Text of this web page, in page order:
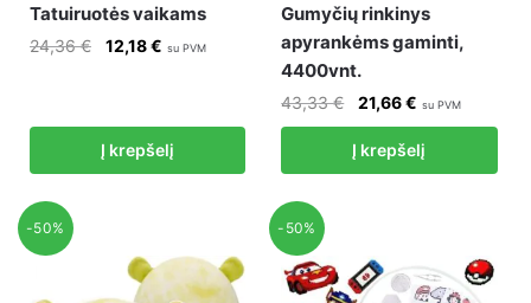
Tatuiruotės vaikams
24,36€
Original
24,36 €.
12,18€ Current
12,18 €.
su PVM
Į krepšelį
Gumyčių rinkinys
apyrankėms gaminti,
4400vnt.
43,33€
Original
price
was:
43,33 €.
21,66€ Current
price
is:
21,66 €.
su PVM
Į krepšelį
-50% -50%